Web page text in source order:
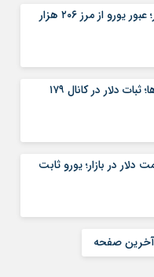
صعود صبحگاهی دلار؛ عبور یورو از مرز ۲۰۶ هزار
قیمت صبحگاهی ارزها؛ ثبات دلار در کانال ۱۷۹
در بازار؛ یورو ثابت
آخرین صفحه